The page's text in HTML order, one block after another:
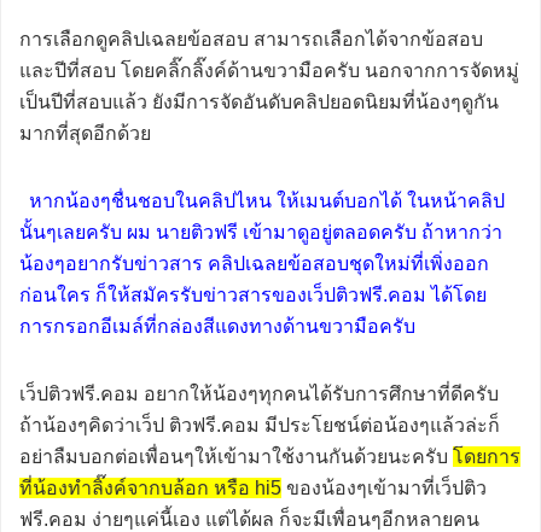
การเลือกดูคลิปเฉลยข้อสอบ สามารถเลือกได้จากข้อสอบ
และปีที่สอบ โดยคลิ๊กลิ๊งค์ด้านขวามือครับ นอกจากการจัดหมู่
เป็นปีที่สอบแล้ว ยังมีการจัดอันดับคลิปยอดนิยมที่น้องๆดูกัน
มากที่สุดอีกด้วย
หากน้องๆชื่นชอบในคลิปไหน ให้เมนต์บอกได้ ในหน้าคลิป
นั้นๆเลยครับ ผม นายติวฟรี เข้ามาดูอยู่ตลอดครับ ถ้าหากว่า
น้องๆอยากรับข่าวสาร คลิปเฉลยข้อสอบชุดใหม่ที่เพิ่งออก
ก่อนใคร ก็ให้สมัครรับข่าวสารของเว็ปติวฟรี.คอม ได้โดย
การกรอกอีเมล์ที่กล่องสีแดงทางด้านขวามือครับ
เว็ปติวฟรี.คอม อยากให้น้องๆทุกคนได้รับการศึกษาที่ดีครับ
ถ้าน้องๆคิดว่าเว็ป ติวฟรี.คอม มีประโยชน์ต่อน้องๆแล้วล่ะก็
อย่าลืมบอกต่อเพื่อนๆให้เข้ามาใช้งานกันด้วยนะครับ โดยการ
ที่น้องทำลิ๊งค์จากบล้อก หรือ hi5 ของน้องๆเข้ามาที่เว็ปติว
ฟรี.คอม ง่ายๆแค่นี้เอง แต่ได้ผล ก็จะมีเพื่อนๆอีกหลายคน